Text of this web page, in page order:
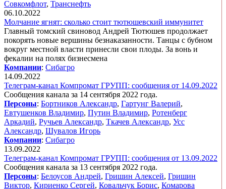
Совкомфлот, Транснефть
06.10.2022
Молчание ягнят: сколько стоит тютюшевский иммунитет
Главный томский свиновод Андрей Тютюшев продолжает
покорять новые вершины безнаказанности. Танцы с бубном
вокруг местной власти принесли свои плоды. За вонь и
фекалии на полях бизнесмена
Компании: Сибагро
14.09.2022
Телеграм-канал Компромат ГРУПП: сообщения от 14.09.2022
Сообщения канала за 14 сентября 2022 года.
Персоны: Бортников Александр, Гартунг Валерий,
Евтушенков Владимир, Путин Владимир, Ротенберг
Аркадий, Ручьев Александр, Ткачев Александр, Усс
Александр, Шувалов Игорь
Компании: Сибагро
13.09.2022
Телеграм-канал Компромат ГРУПП: сообщения от 13.09.2022
Сообщения канала за 13 сентября 2022 года.
Персоны: Белоусов Андрей, Гришин Алексей, Гришин
Виктор, Кириенко Сергей, Ковальчук Борис, Комарова